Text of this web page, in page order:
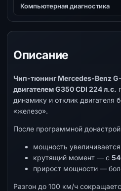
Компьютерная диагностика
Описание
Чип-тюнинг Mercedes-Benz
двигателем G350 CDI 224 л.с.
динамику и отклик двигателя
«железо».
После программной
мощность
крутящий момент — с
прирост мощности —
Разгон до 100 км/ч